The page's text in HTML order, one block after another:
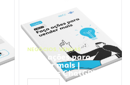
NEGÓCIOS, VENDAS
Faça ações para
vender mais |
Prompts ChatGPT